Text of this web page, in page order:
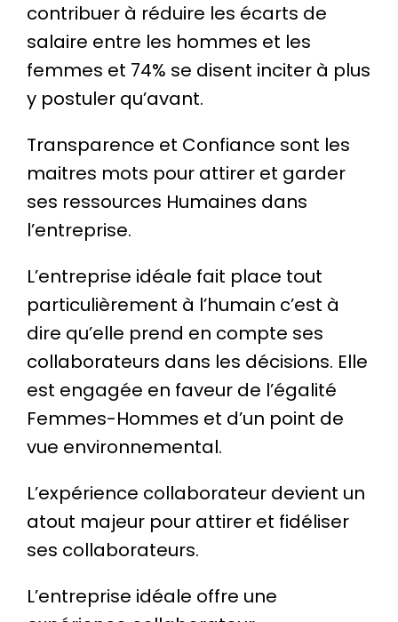
contribuer à réduire les écarts de
salaire entre les hommes et les
femmes et 74% se disent inciter à plus
y postuler qu’avant.
Transparence et Confiance sont les
maitres mots pour attirer et garder
ses ressources Humaines dans
l’entreprise.
L’entreprise idéale fait place tout
particulièrement à l’humain c’est à
dire qu’elle prend en compte ses
collaborateurs dans les décisions. Elle
est engagée en faveur de l’égalité
Femmes-Hommes et d’un point de
vue environnemental.
L’expérience collaborateur devient un
atout majeur pour attirer et fidéliser
ses collaborateurs.
L’entreprise idéale offre une